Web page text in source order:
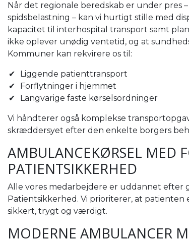
Når det regionale beredskab er under pres
spidsbelastning – kan vi hurtigt stille med
kapacitet til interhospital transport samt
ikke oplever unødig ventetid, og at
Kommuner kan rekvirere os til:
Liggende patienttransport
Forflytninger i hjemmet
Langvarige faste kørselsordninger
Vi håndterer også komplekse
skræddersyet efter den enkelte borgers
AMBULANCEKØRSEL MED
PATIENTSIKKERHED
Alle vores medarbejdere er uddannet
Patientsikkerhed. Vi prioriterer, at
sikkert, trygt og værdigt.
MODERNE AMBULANCER